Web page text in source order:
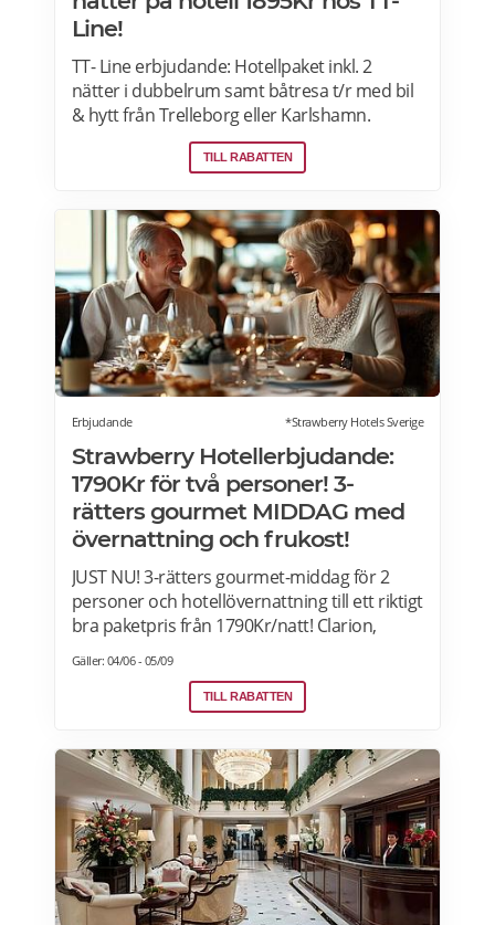
Line!
TT- Line erbjudande: Hotellpaket inkl. 2
nätter i dubbelrum samt båtresa t/r med bil
& hytt från Trelleborg eller Karlshamn.
Klaipeda bjuder på charm, kultur och vacker
natur. Passa på att boka nu och njut av en
TILL RABATTEN
Erbjudande *Strawberry Hotels Sverige
Strawberry Hotellerbjudande:
1790Kr för två personer! 3-
rätters gourmet MIDDAG med
övernattning och frukost!
JUST NU! 3-rätters gourmet-middag för 2
personer och hotellövernattning till ett riktigt
bra paketpris från 1790Kr/natt! Clarion,
Paketet är tillgängligt alla dagar i veckan
fram till 13 september. 2026. Boka senast
den 12 september>>>
Gäller: 04/06 - 05/09
TILL RABATTEN